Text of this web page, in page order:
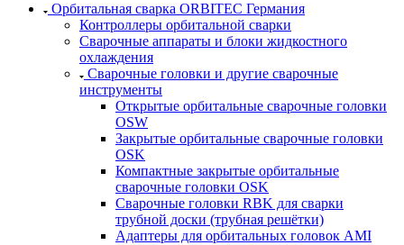
Орбитальная сварка ORBITEC Германия
Контроллеры орбитальной сварки
Сварочные аппараты и блоки жидкостного
охлаждения
Сварочные головки и другие сварочные
инструменты
Открытые орбитальные сварочные головки
OSW
Закрытые орбитальные сварочные головки
OSK
Компактные закрытые орбитальные
сварочные головки OSK
Сварочные головки RBK для сварки
трубной доски (трубная решётки)
Адаптеры для орбитальных головок AMI